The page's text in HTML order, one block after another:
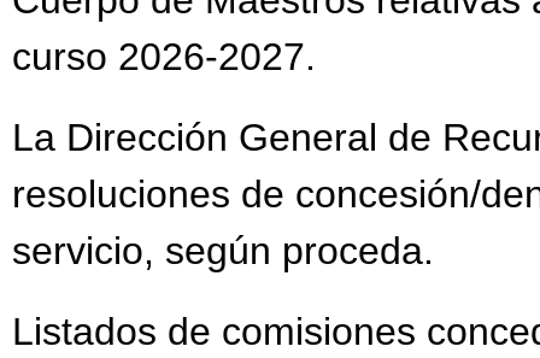
curso 2026-2027.
La Dirección General de
resoluciones de concesión/
servicio, según proceda.
Listados de comisiones